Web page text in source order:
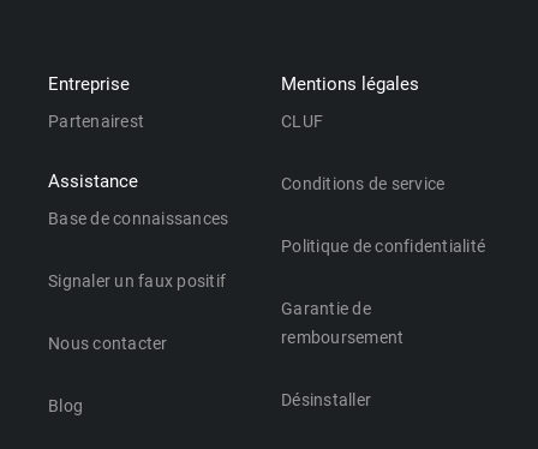
Entreprise
Partenairest
Assistance
Base de connaissances
Signaler un faux positif
Nous contacter
Blog
Mentions légales
CLUF
Conditions de service
Politique de confidentialité
Garantie de
remboursement
Désinstaller